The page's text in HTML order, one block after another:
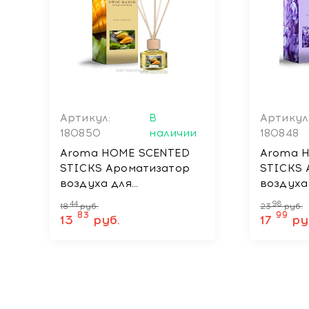
Артикул:
180850
В
наличии
Aroma HOME SCENTED
STICKS Ароматизатор
воздуха для
автомобиля, жилых и
общественных
помещений MANGO, 50
1844 руб.
13 83 руб.
180848
Aroma
STICKS
2398 руб.
17 99